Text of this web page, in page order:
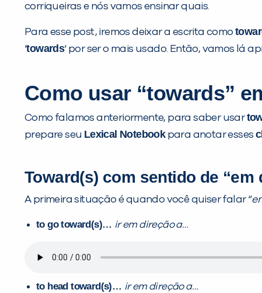
corriqueiras e nós vamos ensinar quais.
Para esse post, iremos deixar a escrita como
‘towards‘ por ser o mais usado. Então, vamos lá
Como usar “towards”
Como falamos anteriormente, para saber usar
prepare seu Lexical Notebookpara anotar esses
Toward(s) com sentido de “em
A primeira situação é quando você quiser falar “
to go toward(s)… ir em direção a…
to head toward(s)… ir em direção a…